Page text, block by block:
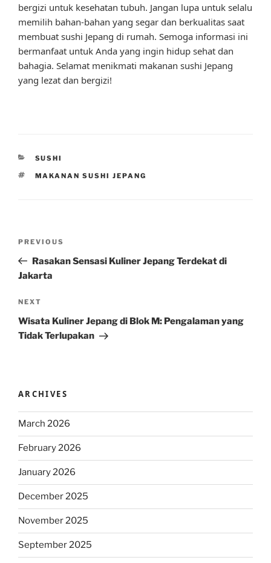
bergizi untuk kesehatan tubuh. Jangan lupa untuk selalu
memilih bahan-bahan yang segar dan berkualitas saat
membuat sushi Jepang di rumah. Semoga informasi ini
bermanfaat untuk Anda yang ingin hidup sehat dan
bahagia. Selamat menikmati makanan sushi Jepang
yang lezat dan bergizi!
CATEGORIES
SUSHI
TAGS
MAKANAN SUSHI JEPANG
Previous
Post
PREVIOUS
Rasakan Sensasi Kuliner Jepang Terdekat di
Jakarta
Next
Post
NEXT
Wisata Kuliner Jepang di Blok M: Pengalaman yang
Tidak Terlupakan
ARCHIVES
March 2026
February 2026
January 2026
December 2025
November 2025
September 2025